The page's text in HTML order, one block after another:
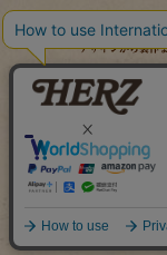
時を経てこそ解
デザインから製作
MAIL MAGAZINE
X（旧TWITTER）
YOUTUBE